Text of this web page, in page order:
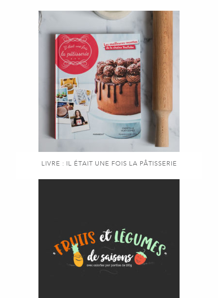
LIVRE : IL ÉTAIT UNE FOIS LA PÂTISSERIE